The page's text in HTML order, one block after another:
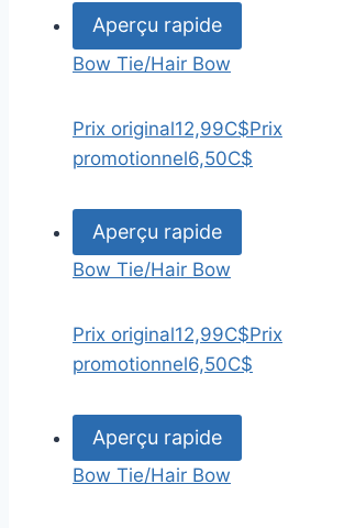
Aperçu rapide
Bow Tie/Hair Bow
Prix original12,99C$Prix
promotionnel6,50C$
Aperçu rapide
Bow Tie/Hair Bow
Prix original12,99C$Prix
promotionnel6,50C$
Aperçu rapide
Bow Tie/Hair Bow